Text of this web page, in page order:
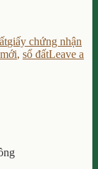
Đất
Tags
giấy chứng nhận
, sổ đấtLeave a